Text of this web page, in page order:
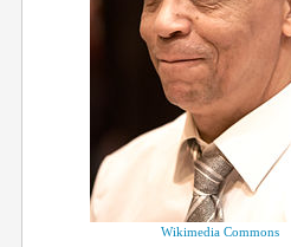
Wikimedia Commons